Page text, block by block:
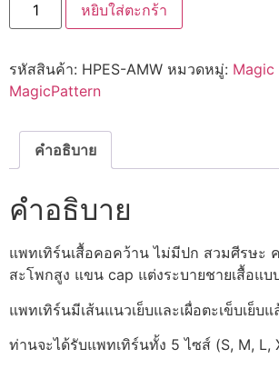
หยิบใส่ตะกร้า
รหัสสินค้า: HPES-AMW หมวดหมู่: Magic
MagicPattern
คำอธิบาย
คำอธิบาย
แพทเทิร์นเสื้อคอคว้าน ไม่มีปก สวมศีรษะ
สะโพกสูง แขน cap แต่งระบายชายเสื้อแบ
แพทเทิร์นมีเส้นแนวเย็บและเผื่อตะเข็บเย็บแ
ท่านจะได้รับแพทเทิร์นทั้ง 5 ไซส์ (S, M, L,